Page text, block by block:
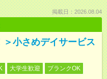
掲載日：2026.08.04
＞小さめデイサービス
大学生歓迎 ブランクOK